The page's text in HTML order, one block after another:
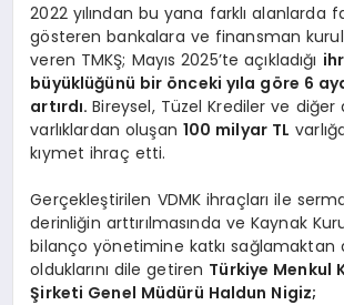
2022 yılından bu yana farklı alanlarda
gösteren bankalara ve finansman
veren TMKŞ; Mayıs 2025’te açıkladığı
büyüklüğünü bir önceki yıla göre 6
artırdı.Bireysel, Tüzel Krediler ve diğer
varlıklardan oluşan 100 milyar TL
kıymet ihraç etti.
Gerçekleştirilen VDMK ihraçları ile
derinliğin arttırılmasında ve Kaynak
bilanço yönetimine katkı sağlamaktan
olduklarını dile getiren Türkiye Menkul
Şirketi Genel Müdürü Haldun Nigiz;